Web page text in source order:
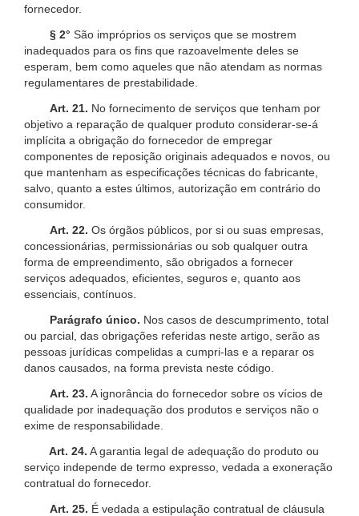
fornecedor.
§ 2° São impróprios os serviços que se mostrem
inadequados para os fins que razoavelmente deles se
esperam, bem como aqueles que não atendam as normas
regulamentares de prestabilidade.
Art. 21. No fornecimento de serviços que tenham por
objetivo a reparação de qualquer produto considerar-se-á
implícita a obrigação do fornecedor de empregar
componentes de reposição originais adequados e novos, ou
que mantenham as especificações técnicas do fabricante,
salvo, quanto a estes últimos, autorização em contrário do
consumidor.
Art. 22. Os órgãos públicos, por si ou suas empresas,
concessionárias, permissionárias ou sob qualquer outra
forma de empreendimento, são obrigados a fornecer
serviços adequados, eficientes, seguros e, quanto aos
essenciais, contínuos.
Parágrafo único. Nos casos de descumprimento, total
ou parcial, das obrigações referidas neste artigo, serão as
pessoas jurídicas compelidas a cumpri-las e a reparar os
danos causados, na forma prevista neste código.
Art. 23. A ignorância do fornecedor sobre os vícios de
qualidade por inadequação dos produtos e serviços não o
exime de responsabilidade.
Art. 24. A garantia legal de adequação do produto ou
serviço independe de termo expresso, vedada a exoneração
contratual do fornecedor.
Art. 25. É vedada a estipulação contratual de cláusula